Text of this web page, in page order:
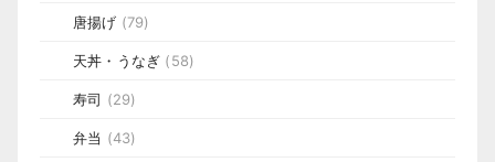
唐揚げ (79)
天丼・うなぎ (58)
寿司 (29)
弁当 (43)